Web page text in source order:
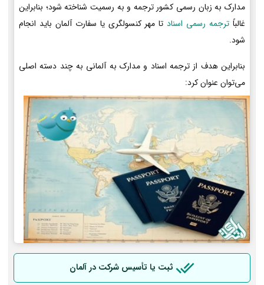
مدارک به زبان رسمی کشور ترجمه و به رسمیت شناخته شود؛ بنابراین
غالباً ترجمه رسمی اسنادتا مهر کنسولگری یا سفارت آلمان باید انجام
شود.
بنابراین هدف از ترجمه اسناد و مدارک به آلمانی به چند دسته اصلی
می‌توان عنوان کرد:
ثبت یا تأسیس شرکت در آلمان